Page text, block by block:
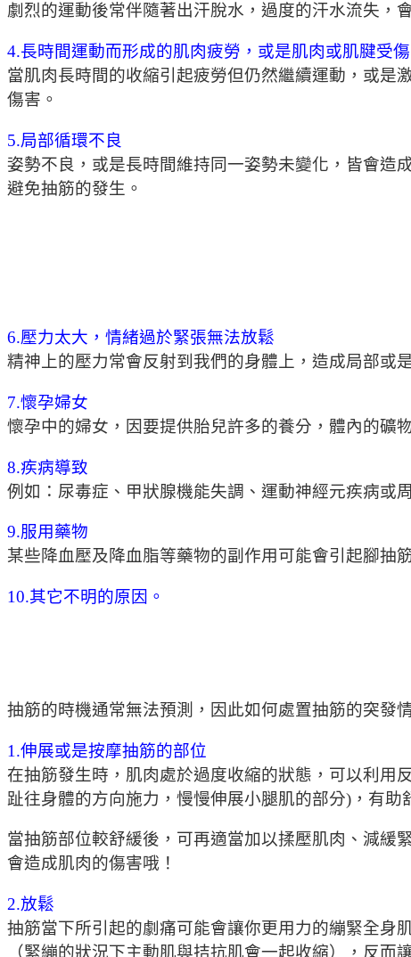
劇烈的運動後常伴隨著出汗脫水，過度的汗水流失，
4.長時間運動而形成的肌肉疲勞，或是肌肉或肌腱受傷
當肌肉長時間的收縮引起疲勞但仍然繼續運動，或是
傷害。
5.局部循環不良
姿勢不良，或是長時間維持同一姿勢未變化，皆會造
避免抽筋的發生。
6.壓力太大，情緒過於緊張無法放鬆
精神上的壓力常會反射到我們的身體上，造成局部或
7.懷孕婦女
懷孕中的婦女，因要提供胎兒許多的養分，體內的礦
8.疾病導致
例如：尿毒症、甲狀腺機能失調、運動神經元疾病或
9.服用藥物
某些降血壓及降血脂等藥物的副作用可能會引起腳抽
10.其它不明的原因。
抽筋的時機通常無法預測，因此如何處置抽筋的突發
1.伸展或是按摩抽筋的部位
在抽筋發生時，肌肉處於過度收縮的狀態，可以利用
趾往身體的方向施力，慢慢伸展小腿肌的部分)，有助
當抽筋部位較舒緩後，可再適當加以揉壓肌肉、減緩
會造成肌肉的傷害哦！
2.放鬆
抽筋當下所引起的劇痛可能會讓你更用力的繃緊全身
（緊繃的狀況下主動肌與拮抗肌會一起收縮），反而